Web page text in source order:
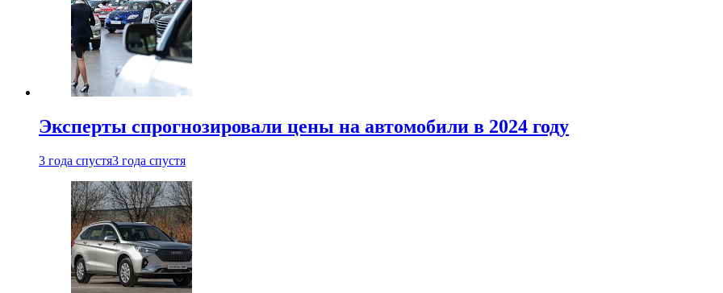
Эксперты спрогнозировали цены на автомобили в 2024 году
3 года спустя3 года спустя